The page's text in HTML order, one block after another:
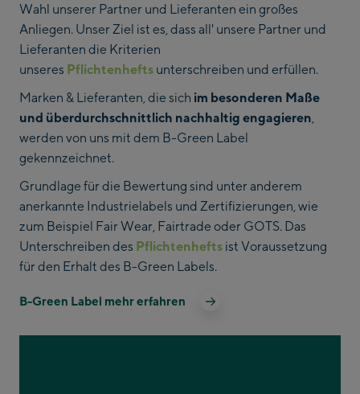
Wahl unserer Partner und Lieferanten ein großes
Anliegen. Unser Ziel ist es, dass all' unsere Partner und
Lieferanten die Kriterien
unseres Pflichtenhefts unterschreiben und erfüllen.
Marken & Lieferanten, die sich im besonderen Maße
und überdurchschnittlich nachhaltig engagieren,
werden von uns mit dem B-Green Label
gekennzeichnet.
Grundlage für die Bewertung sind unter anderem
anerkannte Industrielabels und Zertifizierungen, wie
zum Beispiel Fair Wear, Fairtrade oder GOTS. Das
Unterschreiben des Pflichtenhefts ist Voraussetzung
für den Erhalt des B-Green Labels.
B-Green Label mehr erfahren